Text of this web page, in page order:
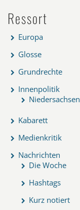
Ressort
Europa
Glosse
Grundrechte
Innenpolitik
Niedersachsen
Kabarett
Medienkritik
Nachrichten
Die Woche
Hashtags
Kurz notiert